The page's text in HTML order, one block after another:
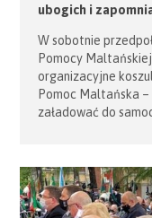
ubogich i
W sobotnie
Pomocy
organizacyjne
Pomoc Maltańska
załadować do
Świerad, która
Pomagają jej:
Ślusarczyk. […]